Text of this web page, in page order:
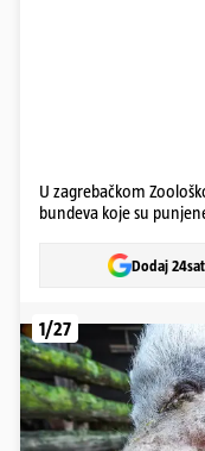
U zagrebačkom
bundeva koje su
Dodaj
1/27